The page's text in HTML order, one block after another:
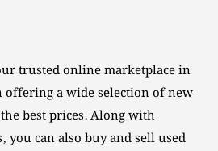
trusted online marketplace in
offering a wide selection of new
best prices. Along with
can also buy and sell used